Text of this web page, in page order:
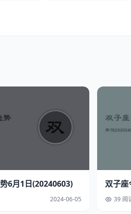
6月1日(20240603)
2024-06-05
双子
39 阅